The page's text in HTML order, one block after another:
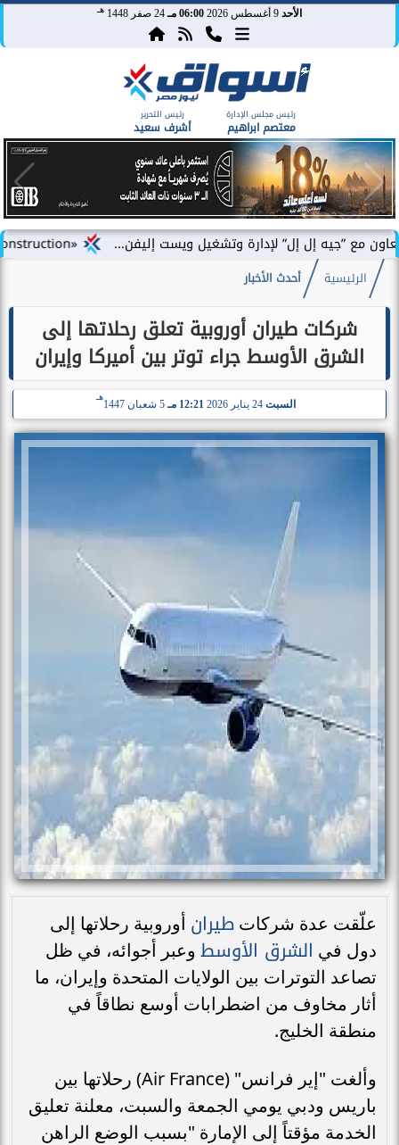
الأحد 06:00 مـ 24 صفر 1448 هـ
رئيس مجلس الإدارة
معتصم ابراهيم
رئيس التحرير
أشرف سعيد
«DAC Construction» تطلق «أركلاين للتطوير العقاري» في مصر وتستعد للإعلان عن محفظة... إل إل” لإدارة وتشغيل ويست إليفن...
الرئيسية أحدث الأخبار
شركات طيران أوروبية تعلق رحلاتها إلى
الشرق الأوسط جراء توتر بين أميركا وإيران
السبت 12:21 مـ 5 شعبان 1447
هـ
علّقت عدة شركات طيران أوروبية رحلاتها إلى
دول في الشرق الأوسط وعبر أجوائه، في ظل
تصاعد التوترات بين الولايات المتحدة وإيران، ما
أثار مخاوف من اضطرابات أوسع نطاقاً في
منطقة الخليج.
وألغت "إير فرانس" (Air France) رحلاتها بين
باريس ودبي يومي الجمعة والسبت، معلنة تعليق
الخدمة مؤقتاً إلى الإمارة "بسبب الوضع الراهن